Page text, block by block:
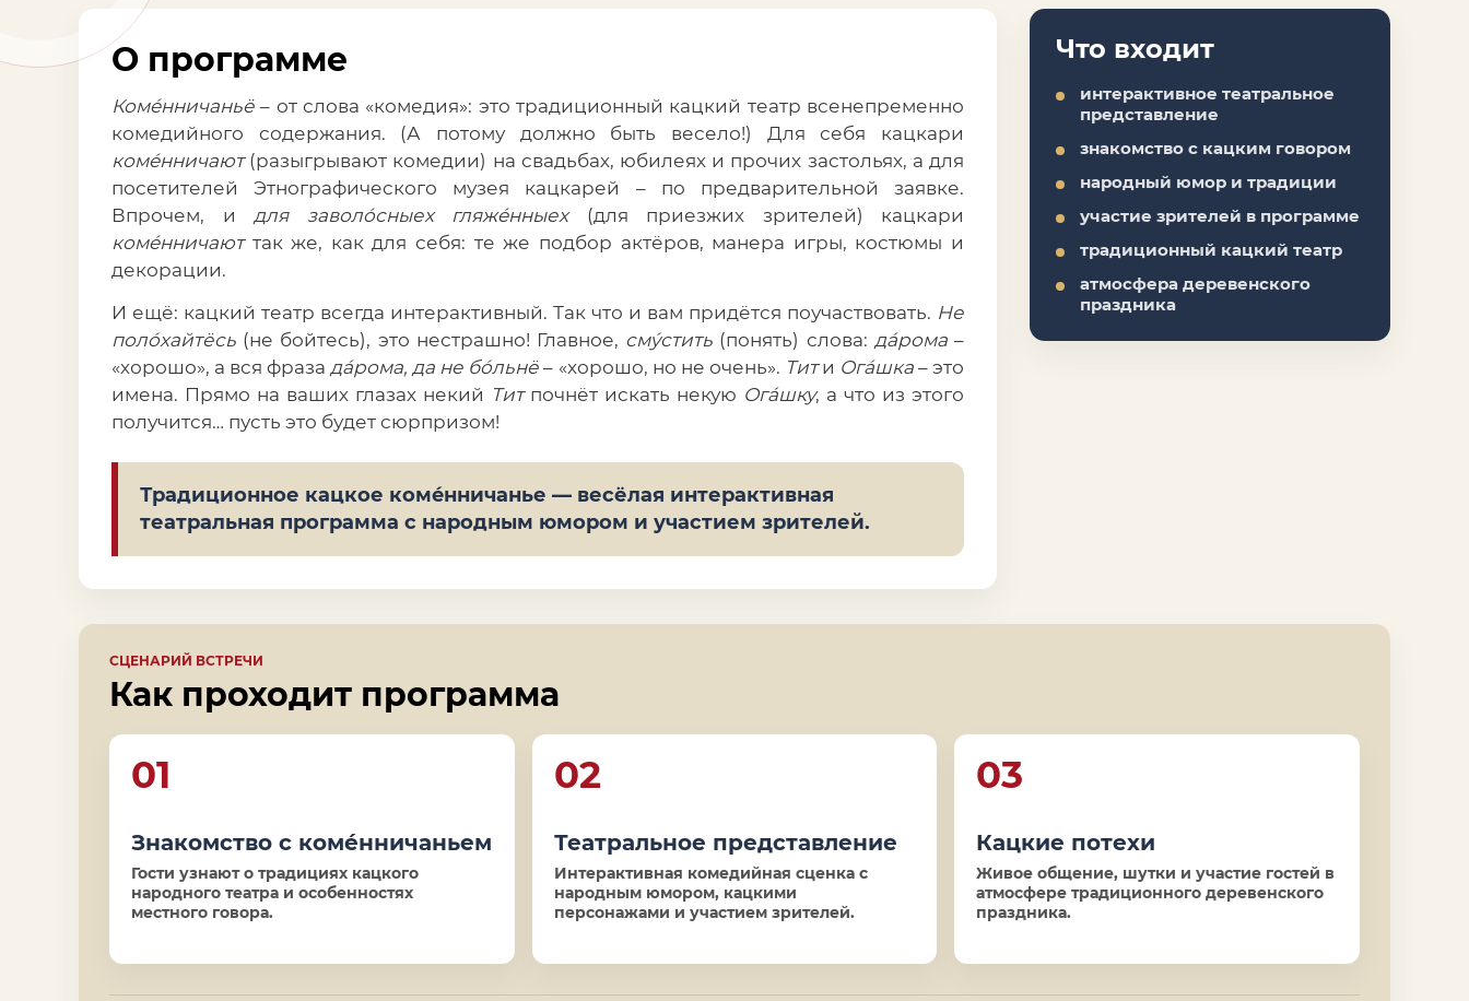
О программе
Комéнничаньё – от слова «комедия»: это традиционный кацкий театр всенепременно
комедийного содержания. (А потому должно быть весело!) Для себя кацкари
комéнничают(разыгрывают комедии) на свадьбах, юбилеях и прочих застольях, а для
посетителей Этнографического музея кацкарей – по предварительной заявке.
Впрочем, и для заволóсныех гляжéнныех(для приезжих зрителей) кацкари
комéнничаюттак же, как для себя: те же подбор актёров, манера игры, костюмы и
декорации.
И ещё: кацкий театр всегда интерактивный. Так что и вам придётся поучаствовать. Не
полóхайтёсь (не бойтесь), это нестрашно! Главное, смýстить (понять) слова: дáрома–
«хорошо», а вся фразадáрома, да не бóльнё – «хорошо, но не очень». Тити Огáшка– это
имена. Прямо на ваших глазах некий Титпочнёт искать некую Огáшку, а что из этого
получится… пусть это будет сюрпризом!
Традиционное кацкое комéнничанье — весёлая интерактивная
театральная программа с народным юмором и участием зрителей.
Что входит
интерактивное театральное
представление
знакомство с кацким говором
народный юмор и традиции
участие зрителей в программе
традиционный кацкий театр
атмосфера деревенского
праздника
СЦЕНАРИЙ ВСТРЕЧИ
Как проходит программа
01
Знакомство с комéнничаньем
Гости узнают о традициях кацкого
народного театра и особенностях
местного говора.
02
Театральное представление
Интерактивная комедийная сценка с
народным юмором, кацкими
персонажами и участием зрителей.
03
Кацкие потехи
Живое общение, шутки и участие гостей в
атмосфере традиционного деревенского
праздника.